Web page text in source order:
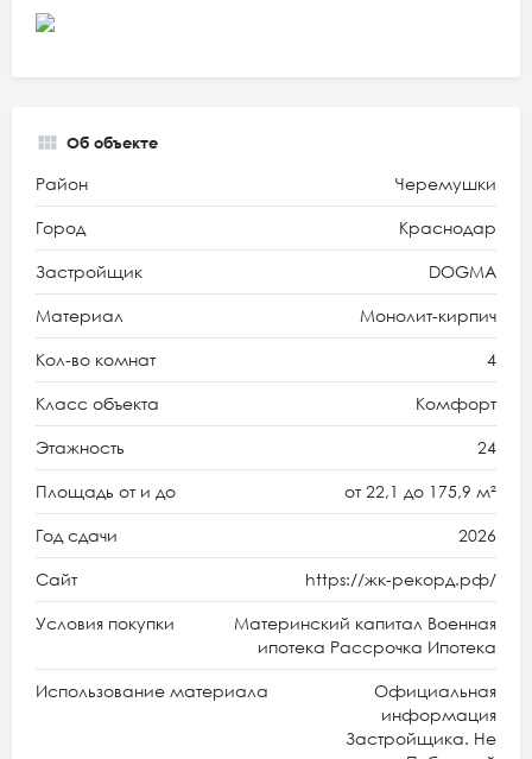
Об объекте
Район Черемушки
Город Краснодар
Застройщик DOGMA
Материал Монолит-кирпич
Кол-во комнат 4
Класс объекта Комфорт
Этажность 24
Площадь от и до от 22,1 до 175,9 м²
Год сдачи 2026
Сайт https://жк-рекорд.рф/
Условия покупки
Материнский капитал Военная
ипотека Рассрочка Ипотека
Использование материала
Официальная
информация
Застройщика. Не